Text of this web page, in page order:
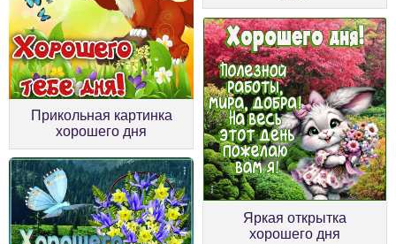
Прикольная картинка
хорошего дня
Яркая открытка
хорошего дня